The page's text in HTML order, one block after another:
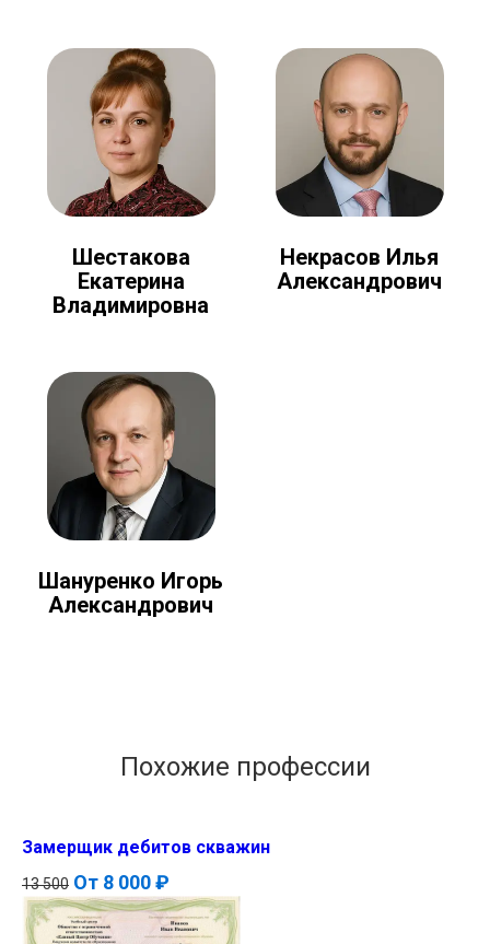
Шестакова
Екатерина
Владимировна
Некрасов Илья
Александрович
Шануренко Игорь
Александрович
Похожие профессии
Замерщик дебитов скважин
13 500 От 8 000 ₽